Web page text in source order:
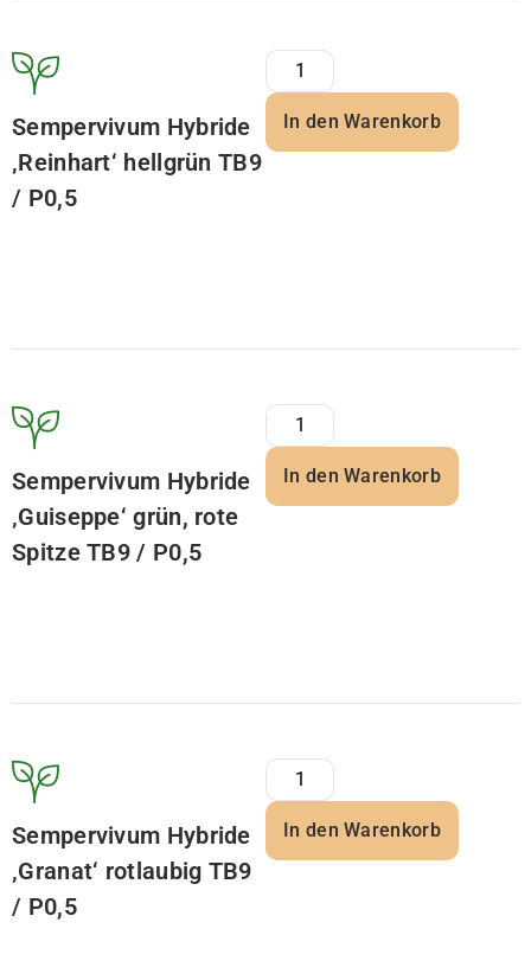
Sempervivum Hybride
‚Reinhart‘ hellgrün TB9
/ P0,5
In den Warenkorb
Sempervivum Hybride
‚Guiseppe‘ grün, rote
Spitze TB9 / P0,5
In den Warenkorb
Sempervivum Hybride
‚Granat‘ rotlaubig TB9
/ P0,5
In den Warenkorb